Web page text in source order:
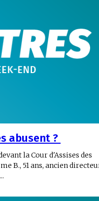
abusent ?
la Cour d'Assises des
B., 51 ans, ancien